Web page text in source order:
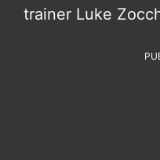
trainer Luke